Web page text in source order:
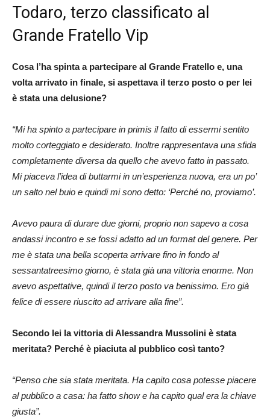
Todaro, terzo classificato al
Grande Fratello Vip
Cosa l’ha spinta a partecipare al Grande Fratello e, una
volta arrivato in finale, si aspettava il terzo posto o per lei
è stata una delusione?
“Mi ha spinto a partecipare in primis il fatto di essermi sentito
molto corteggiato e desiderato. Inoltre rappresentava una sfida
completamente diversa da quello che avevo fatto in passato.
Mi piaceva l’idea di buttarmi in un’esperienza nuova, era un po’
un salto nel buio e quindi mi sono detto: ‘Perché no, proviamo’.
Avevo paura di durare due giorni, proprio non sapevo a cosa
andassi incontro e se fossi adatto ad un format del genere. Per
me è stata una bella scoperta arrivare fino in fondo al
sessantatreesimo giorno, è stata già una vittoria enorme. Non
avevo aspettative, quindi il terzo posto va benissimo. Ero già
felice di essere riuscito ad arrivare alla fine”.
Secondo lei la vittoria di Alessandra Mussolini è stata
meritata? Perché è piaciuta al pubblico così tanto?
“Penso che sia stata meritata. Ha capito cosa potesse piacere
al pubblico a casa: ha fatto show e ha capito qual era la chiave
giusta”.